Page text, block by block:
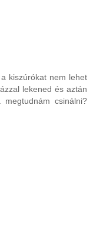
kiszúrókat nem lehet
lekened és aztán
csinálni?